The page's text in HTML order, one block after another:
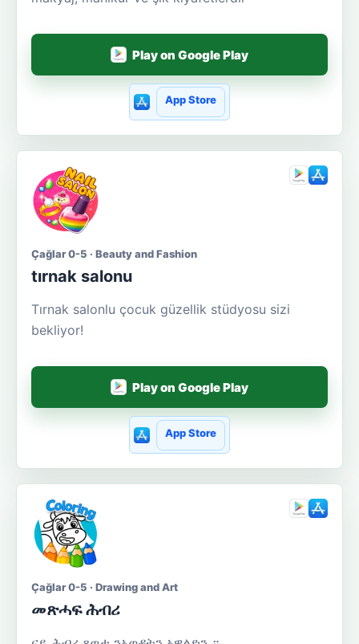
Play on Google Play
App Store
Çağlar 0-5 · Beauty and Fashion
tırnak salonu
Tırnak salonlu çocuk güzellik stüdyosu sizi
bekliyor!
Play on Google Play
App Store
Çağlar 0-5 · Drawing and Art
መጽሓፍ ሕብሪ